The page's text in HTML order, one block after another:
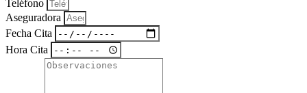
Teléfono
Aseguradora
Fecha Cita
Hora Cita